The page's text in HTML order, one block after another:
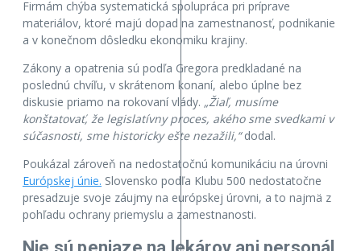
Firmám chýba systematická spolupráca pri príprave
materiálov, ktoré majú dopad na zamestnanosť, podnikanie
a v konečnom dôsledku ekonomiku krajiny.
Zákony a opatrenia sú podľa Gregora predkladané na
poslednú chvíľu, v skrátenom konaní, alebo úplne bez
diskusie priamo na rokovaní vlády. „Žiaľ, musíme
konštatovať, že legislatívny proces, akého sme svedkami v
súčasnosti, sme historicky ešte nezažili,“dodal.
Poukázal zároveň na nedostatočnú komunikáciu na úrovni
Európskej únie. Slovensko podľa Klubu 500 nedostatočne
presadzuje svoje záujmy na európskej úrovni, a to najmä z
pohľadu ochrany priemyslu a zamestnanosti.